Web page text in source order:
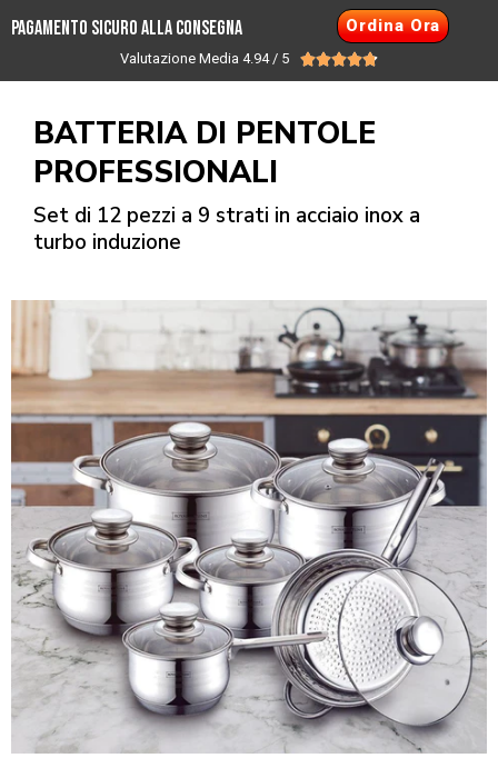
PAGAMENTO SICURO ALLA CONSEGNA Ordina Ora
Valutazione Media 4.94 / 5 
BATTERIA DI PENTOLE
PROFESSIONALI
Set di 12 pezzi a 9 strati in acciaio inox a
turbo induzione